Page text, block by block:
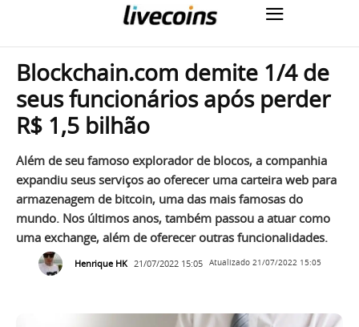
Blockchain.com demite 1/4 de
seus funcionários após perder
R$ 1,5 bilhão
Além de seu famoso explorador de blocos, a companhia
expandiu seus serviços ao oferecer uma carteira web para
armazenagem de bitcoin, uma das mais famosas do
mundo. Nos últimos anos, também passou a atuar como
uma exchange, além de oferecer outras funcionalidades.
Henrique HK 21/07/2022 15:05 Atualizado 21/07/2022 15:05